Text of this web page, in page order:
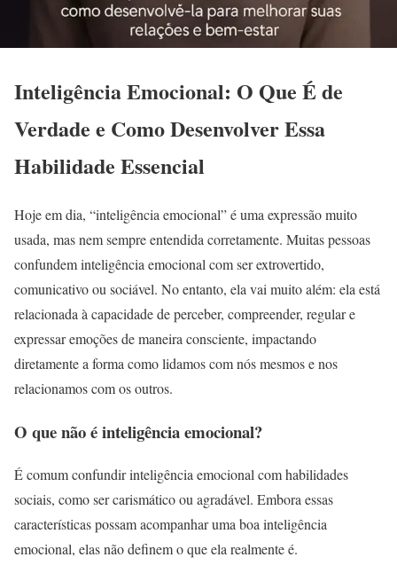
Inteligência Emocional: O Que É de
Verdade e Como Desenvolver Essa
Habilidade Essencial
Hoje em dia, “inteligência emocional” é uma expressão muito
usada, mas nem sempre entendida corretamente. Muitas pessoas
confundem inteligência emocional com ser extrovertido,
comunicativo ou sociável. No entanto, ela vai muito além: ela está
relacionada à capacidade de perceber, compreender, regular e
expressar emoções de maneira consciente, impactando
diretamente a forma como lidamos com nós mesmos e nos
relacionamos com os outros.
O que não é inteligência emocional?
É comum confundir inteligência emocional com habilidades
sociais, como ser carismático ou agradável. Embora essas
características possam acompanhar uma boa inteligência
emocional, elas não definem o que ela realmente é.